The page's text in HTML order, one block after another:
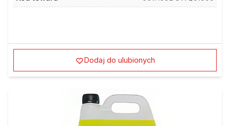
Dodaj do ulubionych